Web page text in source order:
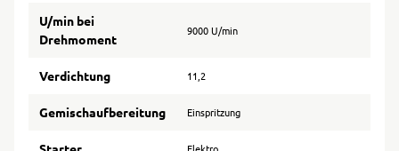
U/min bei
Drehmoment
9000 U/min
Verdichtung 11,2
Gemischaufbereitung Einspritzung